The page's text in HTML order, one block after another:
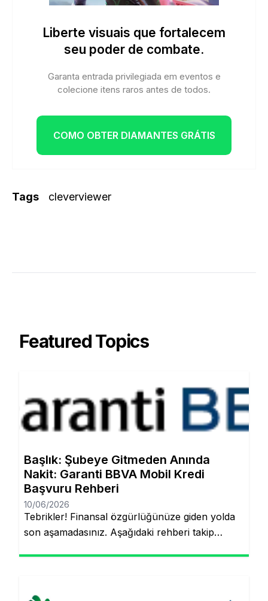
Liberte visuais que fortalecem
seu poder de combate.
Garanta entrada privilegiada em eventos e
colecione itens raros antes de todos.
COMO OBTER DIAMANTES GRÁTIS
Tags cleverviewer
Featured Topics
Başlık: Şubeye Gitmeden Anında
Nakit: Garanti BBVA Mobil Kredi
Başvuru Rehberi
10/06/2026
Tebrikler! Finansal özgürlüğünüze giden yolda
son aşamadasınız. Aşağıdaki rehberi takip
artık çok daha kolay! Şubeye gitmenize veya